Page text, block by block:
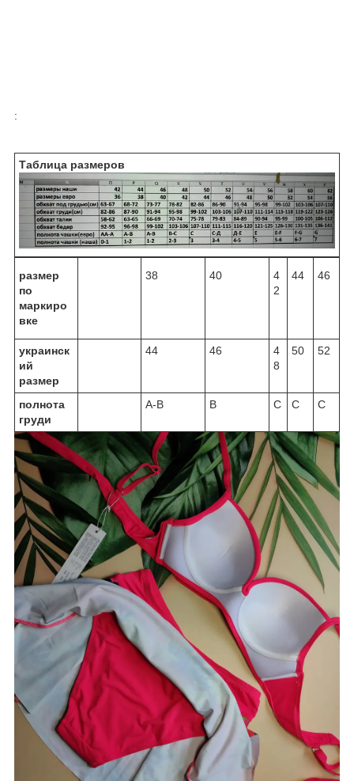
:
Таблица размеров
размер
по
маркиро
вке
38 40
4
2
44 46
украинск
ий
размер
44 46
4
8
50 52
полнота
груди
A-B B C C C